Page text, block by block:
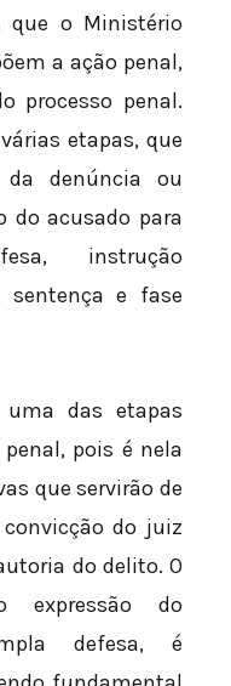
o Ministério
a ação penal,
processo penal.
etapas, que
da denúncia ou
do acusado para
instrução
sentença e fase
das etapas
pois é nela
que servirão de
do juiz
do delito. O
expressão do
defesa, é